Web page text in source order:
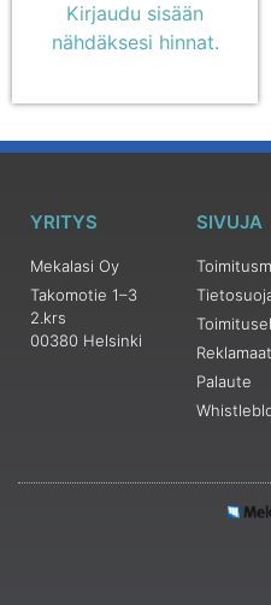
Kirjaudu sisään
nähdäksesi hinnat.
YRITYS
Mekalasi Oy
Takomotie 1–3
2.krs
00380 Helsinki
SIVUJA
Palaute